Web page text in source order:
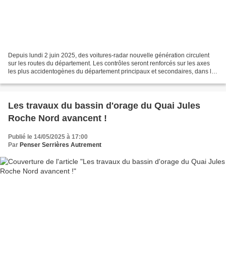
Depuis lundi 2 juin 2025, des voitures-radar nouvelle génération circulent
sur les routes du département. Les contrôles seront renforcés sur les axes
les plus accidentogènes du département principaux et secondaires, dans le
Les travaux du bassin d'orage du Quai Jules
Roche Nord avancent !
Publié le 14/05/2025 à 17:00
Par Penser Serrières Autrement